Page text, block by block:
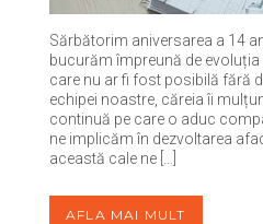
Sărbătorim aniversarea a 14
bucurăm împreună de evoluția
care nu ar fi fost posibilă fără
echipei noastre, căreia îi
continuă pe care o aduc
ne implicăm în dezvoltarea
această cale ne […]
AFLA MAI MULT